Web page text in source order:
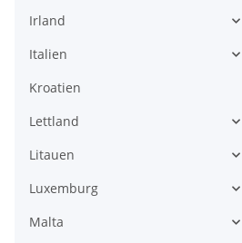
Irland
Italien
Kroatien
Lettland
Litauen
Luxemburg
Malta